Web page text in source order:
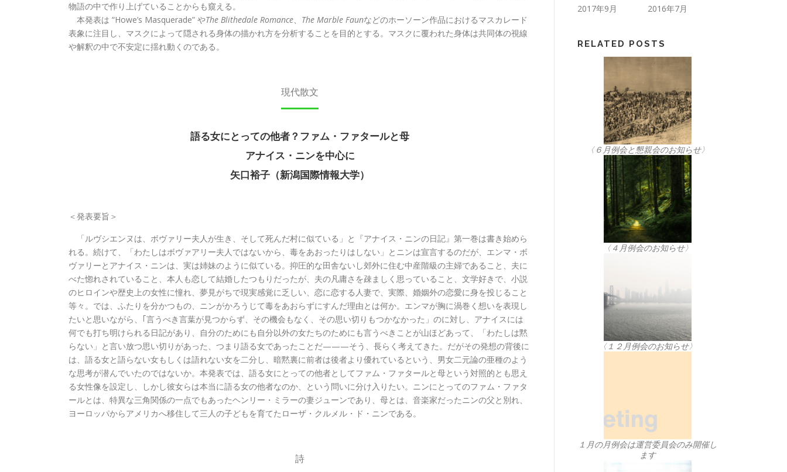
物語の中で作り上げていることからも窺える。
本発表は “Howe’s Masquerade” やThe Blithedale Romance、 The Marble Faunなどのホーソーン作品におけるマスカレード
表象に注目し、マスクによって隠される身体の描かれ方を分析することを目的とする。マスクに覆われた身体は共同体の視線
や解釈の中で不安定に揺れ動くのである。
現代散文
語る女にとっての他者？ファム・ファタールと母
アナイス・ニンを中心に
矢口裕子（新潟国際情報大学）
＜発表要旨＞
「ルヴシエンヌは、ボヴァリー夫人が生き、そして死んだ村に似ている」と『アナイス・ニンの日記』第一巻は書き始めら
れる。続けて、「わたしはボヴァアリー夫人ではないから、毒をあおったりはしない」とニンは宣言するのだが、エンマ・ボ
ヴァリーとアナイス・ニンは、実は姉妹のように似ている。抑圧的な田舎ないし郊外に住む中産階級の主婦であること、夫に
べた惚れされていること、本人も恋して結婚したつもりだったが、夫の凡庸さを疎ましく思っていること、文学好きで、小説
のヒロインや歴史上の女性に憧れ、夢見がちで現実感覚に乏しい、恋に恋する人妻で、実際、婚姻外の恋愛に身を投じること
等々。では、ふたりを分かつもの、ニンがかろうじて毒をあおらずにすんだ理由とは何か。エンマが胸に渦巻く想いを表現し
たいと思いながら、｢言うべき言葉が見つからず、その機会もなく、その思い切りもつかなかった」のに対し、アナイスには
何でも打ち明けられる日記があり、自分のためにも自分以外の女たちのためにも言うべきことが山ほどあって、「わたしは黙
らない」と言い放つ思い切りがあった、つまり語る女であったことだ———そう、長らく考えてきた。だがその発想の背後に
は、語る女と語らない女もしくは語れない女を二分し、暗黙裏に前者は後者より優れているという、男女二元論の亜種のよう
な思考が潜んでいたのではないか。本発表では、語る女にとっての他者としてファム・ファタールと母という対照的とも思え
る女性像を設定し、しかし彼女らは本当に語る女の他者なのか、という問いに分け入りたい。ニンにとってのファム・ファタ
ールとは、特異な三角関係の一点でもあったヘンリー・ミラーの妻ジューンであり、母とは、音楽家だったニンの父と別れ、
ヨーロッパからアメリカへ移住して三人の子どもを育てたローザ・クルメル・ド・ニンである。
詩
2017年9月
2016年7月
RELATED POSTS
〈６月例会と懇親会のお知らせ〉
〈４月例会のお知らせ〉
〈１２月例会のお知らせ〉
１月の月例会は運営委員会のみ開催し
ます